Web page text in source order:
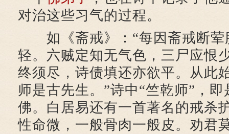
对治这些习气的过程。
如《斋戒》：“每因斋戒断荤
轻。六贼定知无气色，三尸应恨
终须尽，诗债填还亦欲平。从此
师是古先生。”诗中“竺乾师”，
佛。白居易还有一首著名的戒杀
性命微，一般骨肉一般皮。劝君